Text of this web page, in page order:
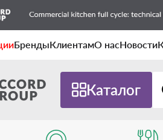
БрендыКлиентамО насНовости
Каталог